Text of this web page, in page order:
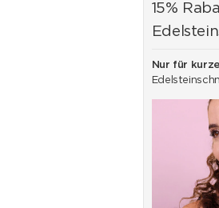
15%
Nur für